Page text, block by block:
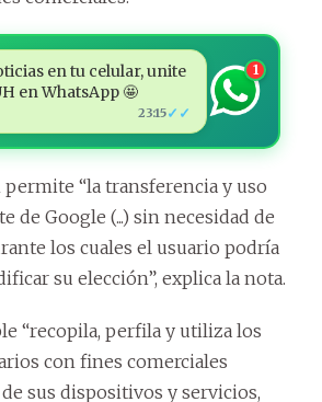
en tu celular, unite
en WhatsApp 🤩
23:15✓✓
1
permite “la transferencia y uso
de Google (...) sin necesidad de
los cuales el usuario podría
su elección”, explica la nota.
“recopila, perfila y utiliza los
con fines comerciales
sus dispositivos y servicios,